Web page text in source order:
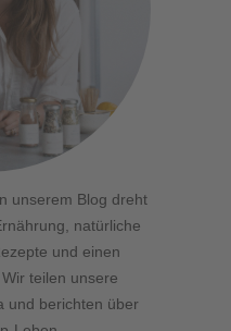
unserem Blog dreht
natürliche
und einen
teilen unsere
und berichten über